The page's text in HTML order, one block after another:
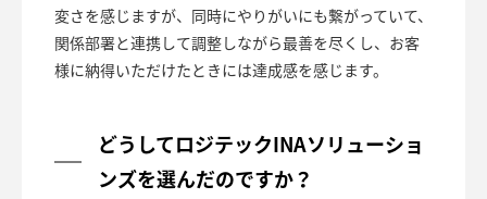
変さを感じますが、同時にやりがいにも繋がっていて、
関係部署と連携して調整しながら最善を尽くし、お客
様に納得いただけたときには達成感を感じます。
どうしてロジテックINAソリューショ
ンズを選んだのですか？